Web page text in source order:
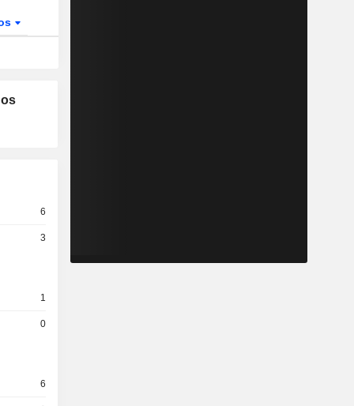
6
3
1
0
6